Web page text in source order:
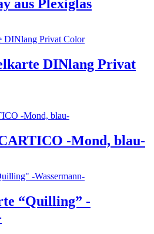
aus Plexiglas
DINlang Privat
-Mond, blau-
“Quilling” -